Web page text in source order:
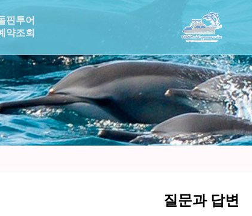
핀투어
약조회
질문과 답변